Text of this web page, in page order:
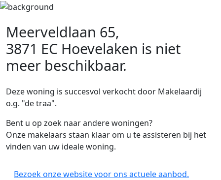
Meerveldlaan 65,
3871 EC Hoevelaken is niet
meer beschikbaar.
Deze woning is succesvol verkocht door Makelaardij
o.g. "de traa".
Bent u op zoek naar andere woningen?
Onze makelaars staan klaar om u te assisteren bij het
vinden van uw ideale woning.
Bezoek onze website voor ons actuele aanbod.